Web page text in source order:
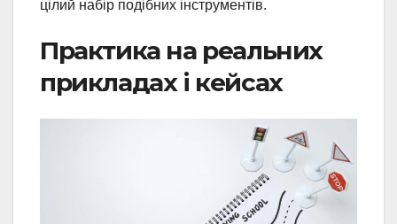
цілий набір подібних інструментів.
Практика на реальних
прикладах і кейсах